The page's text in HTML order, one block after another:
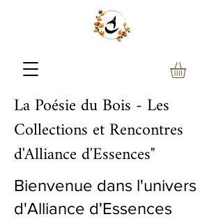
La Poésie du Bois - Les
Collections et Rencontres
d'Alliance d'Essences"
Bienvenue dans l'univers
d'Alliance d'Essences